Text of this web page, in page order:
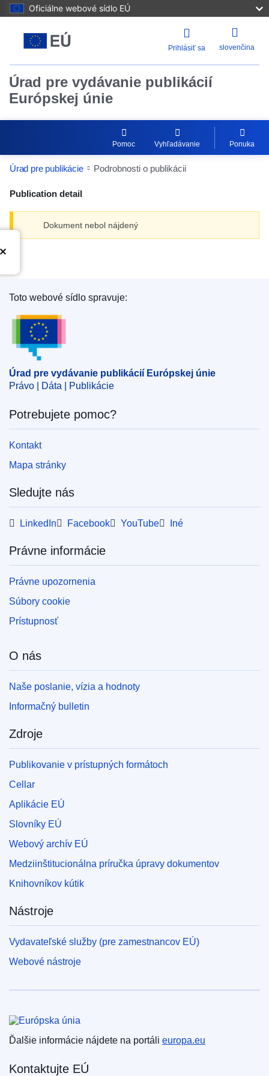
Oficiálne webové sídlo EÚ
Prihlásiť sa slovenčina
Úrad pre vydávanie publikácií
Európskej únie
Pomoc Vyhľadávanie Ponuka
Úrad pre publikácie Podrobnosti o publikácii
Publication detail
Dokument nebol nájdený
Úrad pre vydávanie publikácií Európskej únie
Toto webové sídlo spravuje:
Úrad pre vydávanie publikácií Európskej únie
Právo | Dáta | Publikácie
Potrebujete pomoc?
Kontakt
Mapa stránky
Sledujte nás
LinkedIn Facebook YouTube Iné
Právne informácie
Právne upozornenia
Súbory cookie
Prístupnosť
O nás
Naše poslanie, vízia a hodnoty
Informačný bulletin
Zdroje
Publikovanie v prístupných formátoch
Cellar
Aplikácie EÚ
Slovníky EÚ
Webový archív EÚ
Medziinštitucionálna príručka úpravy dokumentov
Knihovníkov kútik
Nástroje
Vydavateľské služby (pre zamestnancov EÚ)
Webové nástroje
Ďalšie informácie nájdete na portáli europa.eu
Kontaktujte EÚ